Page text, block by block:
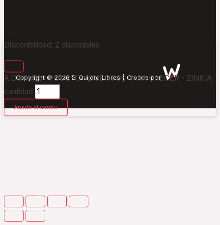
Copyright © 2026 El Quijote Libros | Creado por
Disponibilidad: 2 disponibles
A DORMIR - POCOYO - CUENTOS PARA CRECER - ZINKIA
cantidad
Añadir al carrito